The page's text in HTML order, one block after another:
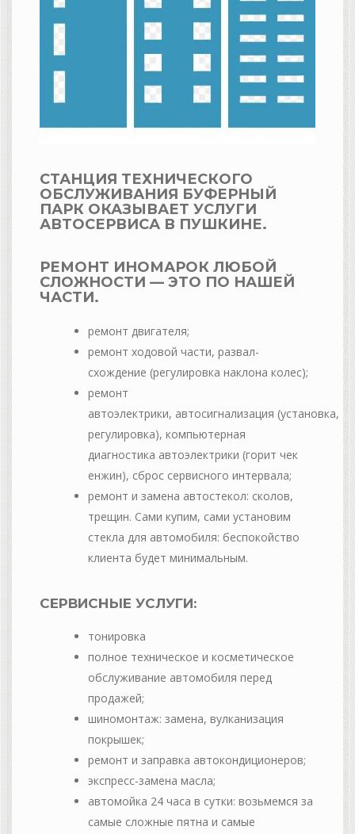
СТАНЦИЯ ТЕХНИЧЕСКОГО
ОБСЛУЖИВАНИЯ БУФЕРНЫЙ
ПАРК ОКАЗЫВАЕТ УСЛУГИ
АВТОСЕРВИСА В ПУШКИНЕ.
РЕМОНТ ИНОМАРОК ЛЮБОЙ
СЛОЖНОСТИ — ЭТО ПО НАШЕЙ
ЧАСТИ.
ремонт двигателя;
ремонт ходовой части, развал-
схождение (регулировка наклона колес);
ремонт
автоэлектрики, автосигнализация (установка,
регулировка), компьютерная
диагностика автоэлектрики (горит чек
енжин), сброс сервисного интервала;
ремонт и замена автостекол: сколов,
трещин. Сами купим, сами установим
стекла для автомобиля: беспокойство
клиента будет минимальным.
СЕРВИСНЫЕ УСЛУГИ:
тонировка
полное техническое и косметическое
обслуживание автомобиля перед
продажей;
шиномонтаж: замена, вулканизация
покрышек;
ремонт и заправка автокондиционеров;
экспресс-замена масла;
автомойка 24 часа в сутки: возьмемся за
самые сложные пятна и самые